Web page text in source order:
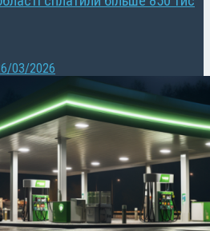
03/2026